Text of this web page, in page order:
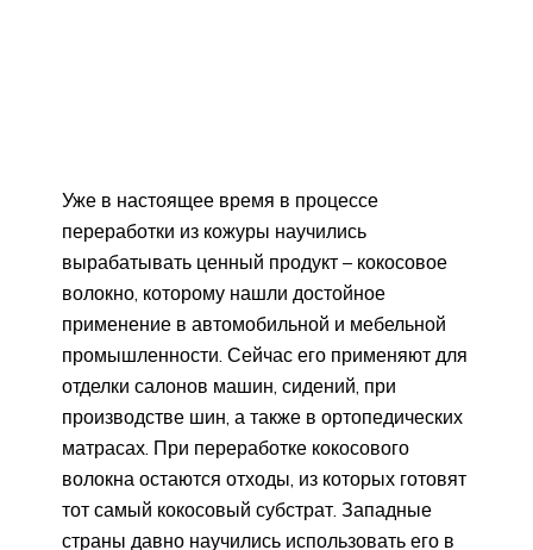
Уже в настоящее время в процессе
переработки из кожуры научились
вырабатывать ценный продукт – кокосовое
волокно, которому нашли достойное
применение в автомобильной и мебельной
промышленности. Сейчас его применяют для
отделки салонов машин, сидений, при
производстве шин, а также в ортопедических
матрасах. При переработке кокосового
волокна остаются отходы, из которых готовят
тот самый кокосовый субстрат. Западные
страны давно научились использовать его в